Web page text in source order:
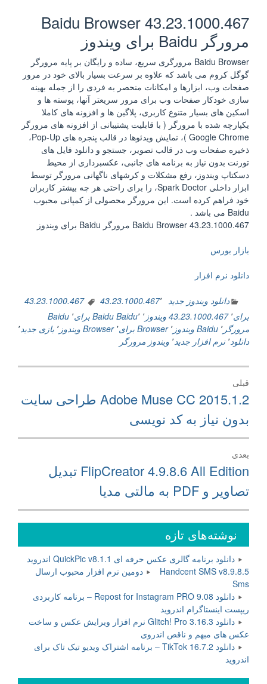
Baidu Browser 43.23.1000.467
مرورگر Baidu برای ویندوز
Baidu Browser مرورگری سریع، ساده و رایگان بر پایه مرورگر
گوگل کروم می باشد که علاوه بر سرعت بسیار بالای خود در مرور
صفحات وب، ابزارها و امکانات منحصر به فردی را از جمله بهینه
سازی خودکار صفحات وب برای مرور سریعتر آنها، پوسته ها و
اسکین‌ های بسیار متنوع کاربری، پلاگین ها و افزونه های کاملا
یکپارچه شده با مرورگر ( با قابلیت پشتیبانی از افزونه‌ های مرورگر
Google Chrome )، نمایش ویدئوها در قالب پنجره‌ های Pop-Up،
ذخیره صفحات وب در قالب تصویر، جستجو و دانلود فایل های
تورنت بدون نیاز به برنامه‌ های جانبی، عکسبرداری از محیط
دسکتاپ ویندوز، رفع مشکلات و کرشهای ناگهانی مرورگر توسط
ابزار داخلی Spark Doctor، را برای راحتی هر چه بیشتر کاربران
خود فراهم کرده است. این مرورگر محصولی از کمپانی محبوب
Baidu می باشد .
Baidu Browser 43.23.1000.467 مرورگر Baidu برای ویندوز
بازار بورس
دانلود نرم افزار
دانلود ویندوز جدید 43.23.1000.467٬
43.23.1000.467
برای٬ 43.23.1000.467 ویندوز ٬ Baidu٬ Baidu برای ٬ Baidu
مرورگر ٬ Baidu ویندوز ٬ Browser برای ٬ Browser ویندوز ٬ بازی جدید٬
دانلود٬ نرم افزار جدید٬ ویندوز مرورگر
راهبری
نوشته
قبلی
نوشته
قبلی:
Adobe Muse CC 2015.1.2 طراحی سایت
بدون نیاز به کد نویسی
بعدی
نوشته
بعدی:
FlipCreator 4.9.8.6 All Edition تبدیل
تصاویر و PDF به مالتی مدیا
نوشته‌های تازه
دانلود برنامه گالری عکس حرفه ای QuickPic v8.1.1 اندروید
Handcent SMS v8.9.8.5 دومین نرم افزار محبوب ارسال
Sms
دانلود Repost for Instagram PRO 9.08 – برنامه کاربردی
ریپست اینستاگرام اندروید
دانلود Glitch! Pro 3.16.3 نرم افزار ویرایش عکس و ساخت
عکس های مبهم و ناقص اندروی
دانلود TikTok 16.7.2 – برنامه اشتراک ویدیو تیک تاک برای
اندروید